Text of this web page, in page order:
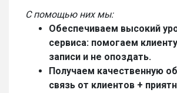
С помощью них мы:
Обеспечиваем высокий
сервиса: помогаем
записи и не опоздать.
Получаем качественную
связь от клиентов +